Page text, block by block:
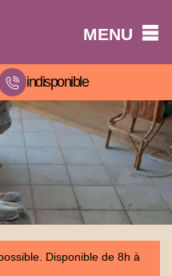
MENU
indisponible
Disponible de 8h à